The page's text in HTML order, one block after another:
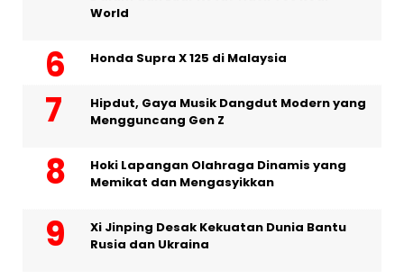
World
Honda Supra X 125 di Malaysia
Hipdut, Gaya Musik Dangdut Modern yang
Mengguncang Gen Z
Hoki Lapangan Olahraga Dinamis yang
Memikat dan Mengasyikkan
Xi Jinping Desak Kekuatan Dunia Bantu
Rusia dan Ukraina